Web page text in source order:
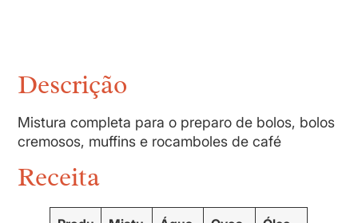
Descrição
Mistura completa para o preparo de bolos, bolos
cremosos, muffins e rocamboles de café
Receita